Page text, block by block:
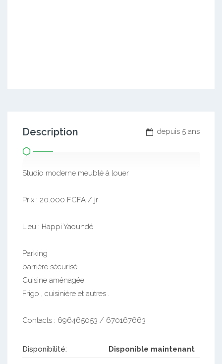
depuis 5 ans
Description
Studio moderne meublé à louer
Prix : 20.000 FCFA / jr
Lieu : Happi Yaoundé
Parking
barrière sécurisé
Cuisine aménagée
Frigo , cuisinière et autres .
Contacts : 696465053 / 670167663
Disponibilité: Disponible maintenant